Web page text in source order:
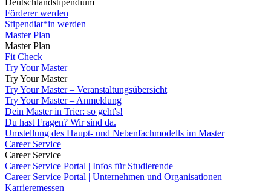
Deutschlandstipendium
Förderer werden
Stipendiat*in werden
Master Plan
Master Plan
Fit Check
Try Your Master
Try Your Master
Try Your Master – Veranstaltungsübersicht
Try Your Master – Anmeldung
Dein Master in Trier: so geht's!
Du hast Fragen? Wir sind da.
Umstellung des Haupt- und Nebenfachmodells im Master
Career Service
Career Service
Career Service Portal | Infos für Studierende
Career Service Portal | Unternehmen und Organisationen
Karrieremessen